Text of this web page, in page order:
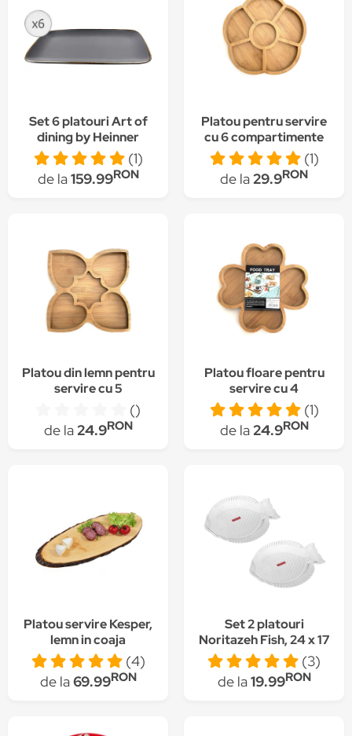
Set 6 platouri Art of
dining by Heinner
Calypso, ceramica,
32x20cm
(1)
de la159.99RON
Platou pentru servire
cu 6 compartimente
(1)
de la29.9RON
Platou din lemn pentru
servire cu 5
compartimente()
de la24.9RON
Platou floare pentru
servire cu 4
compartimente, lemn
(1)
de la24.9RON
Platou servire Kesper,
lemn in coaja
(4)
de la69.99RON
Set 2 platouri
Noritazeh Fish, 24 x 17
cm
(3)
de la19.99RON